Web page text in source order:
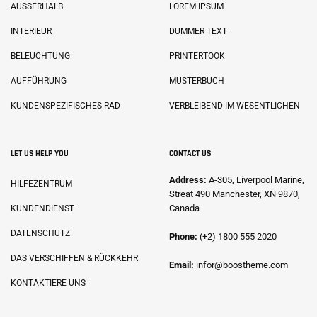
AUSSERHALB
INTERIEUR
BELEUCHTUNG
AUFFÜHRUNG
KUNDENSPEZIFISCHES RAD
LOREM IPSUM
DUMMER TEXT
PRINTERTOOK
MUSTERBUCH
VERBLEIBEND IM WESENTLICHEN
LET US HELP YOU
HILFEZENTRUM
KUNDENDIENST
DATENSCHUTZ
DAS VERSCHIFFEN & RÜCKKEHR
KONTAKTIERE UNS
CONTACT US
Address: A-305, Liverpool Marine,
Streat 490 Manchester, XN 9870,
Canada
Phone: (+2) 1800 555 2020
Email: infor@boostheme.com